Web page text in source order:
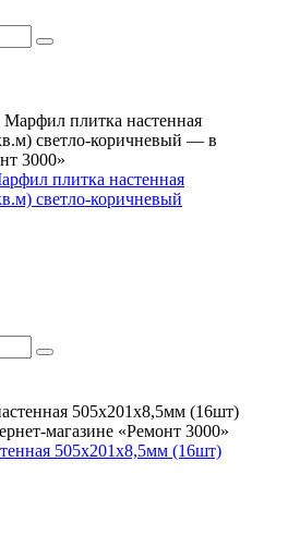
плитка настенная
светло-коричневый
505х201х8,5мм (16шт)